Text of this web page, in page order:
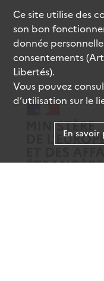
Ce site utilise des
son bon
donnée
consentements
Libertés).
Vous pouvez
d’utilisation sur le
En savoir